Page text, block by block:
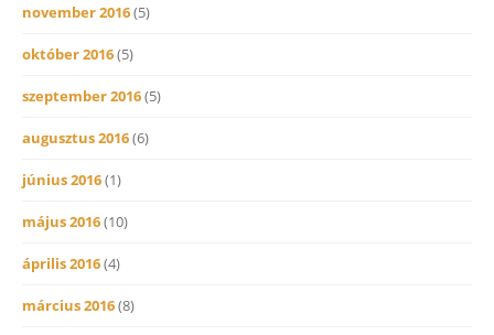
november 2016(5)
október 2016(5)
szeptember 2016(5)
augusztus 2016(6)
június 2016(1)
május 2016(10)
április 2016(4)
március 2016(8)